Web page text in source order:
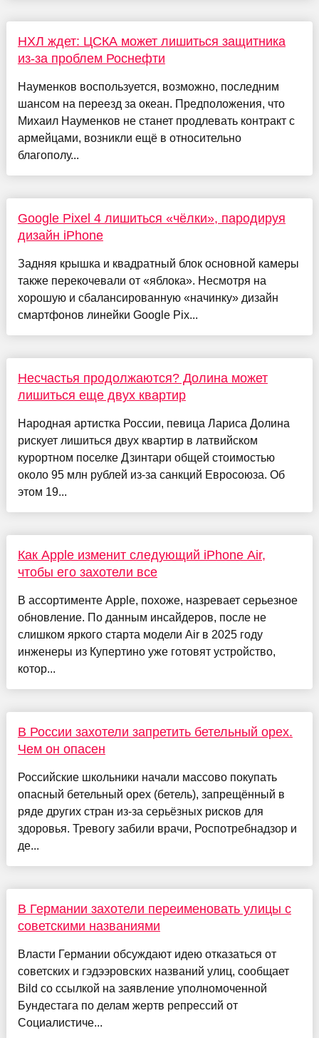
НХЛ ждет: ЦСКА может лишиться защитника
из-за проблем Роснефти
Науменков воспользуется, возможно, последним
шансом на переезд за океан. Предположения, что
Михаил Науменков не станет продлевать контракт с
армейцами, возникли ещё в относительно
благополу...
Google Pixel 4 лишиться «чёлки», пародируя
дизайн iPhone
Задняя крышка и квадратный блок основной камеры
также перекочевали от «яблока». Несмотря на
хорошую и сбалансированную «начинку» дизайн
смартфонов линейки Google Pix...
Несчастья продолжаются? Долина может
лишиться еще двух квартир
Народная артистка России, певица Лариса Долина
рискует лишиться двух квартир в латвийском
курортном поселке Дзинтари общей стоимостью
около 95 млн рублей из-за санкций Евросоюза. Об
этом 19...
Как Apple изменит следующий iPhone Air,
чтобы его захотели все
В ассортименте Apple, похоже, назревает серьезное
обновление. По данным инсайдеров, после не
слишком яркого старта модели Air в 2025 году
инженеры из Купертино уже готовят устройство,
котор...
В России захотели запретить бетельный орех.
Чем он опасен
Российские школьники начали массово покупать
опасный бетельный орех (бетель), запрещённый в
ряде других стран из-за серьёзных рисков для
здоровья. Тревогу забили врачи, Роспотребнадзор и
де...
В Германии захотели переименовать улицы с
советскими названиями
Власти Германии обсуждают идею отказаться от
советских и гэдээровских названий улиц, сообщает
Bild со ссылкой на заявление уполномоченной
Бундестага по делам жертв репрессий от
Социалистиче...